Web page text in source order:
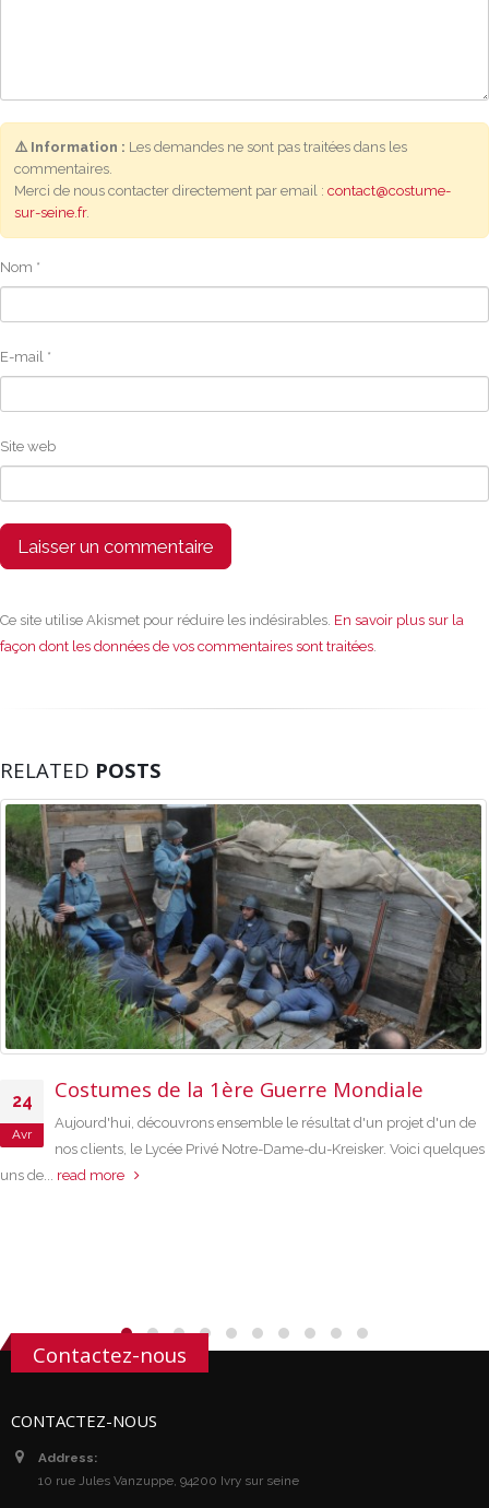
⚠️ Information : Les demandes ne sont pas traitées dans les
commentaires.
Merci de nous contacter directement par email : contact@costume-
sur-seine.fr.
Nom *
E-mail *
Site web
Ce site utilise Akismet pour réduire les indésirables. En savoir plus sur la
façon dont les données de vos commentaires sont traitées.
RELATED POSTS
24
Avr
Costumes de la 1ère Guerre Mondiale
Aujourd'hui, découvrons ensemble le résultat d'un projet d'un de
nos clients, le Lycée Privé Notre-Dame-du-Kreisker. Voici quelques
uns de... read more
Contactez-nous
CONTACTEZ-NOUS
Address:
10 rue Jules Vanzuppe, 94200 Ivry sur seine